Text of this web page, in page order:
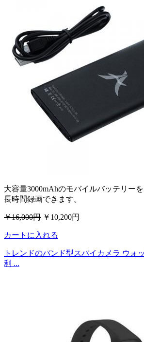
大容量3000mAhのモバイルバッテリー
長時間録画できます。
￥16,000円 ￥10,200円
カートに入れる
トレンドのバンド型スパイカメラ ウォ
利 ...